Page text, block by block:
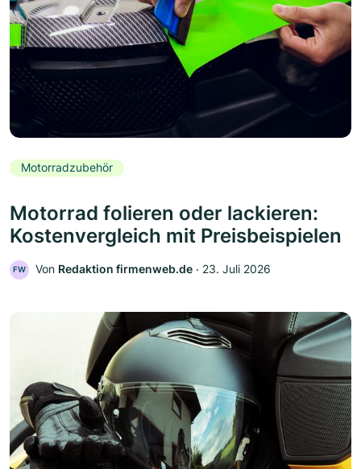
Motorradzubehör
Motorrad folieren oder lackieren:
Kostenvergleich mit Preisbeispielen
FW Von Redaktion firmenweb.de ‧ 23. Juli 2026